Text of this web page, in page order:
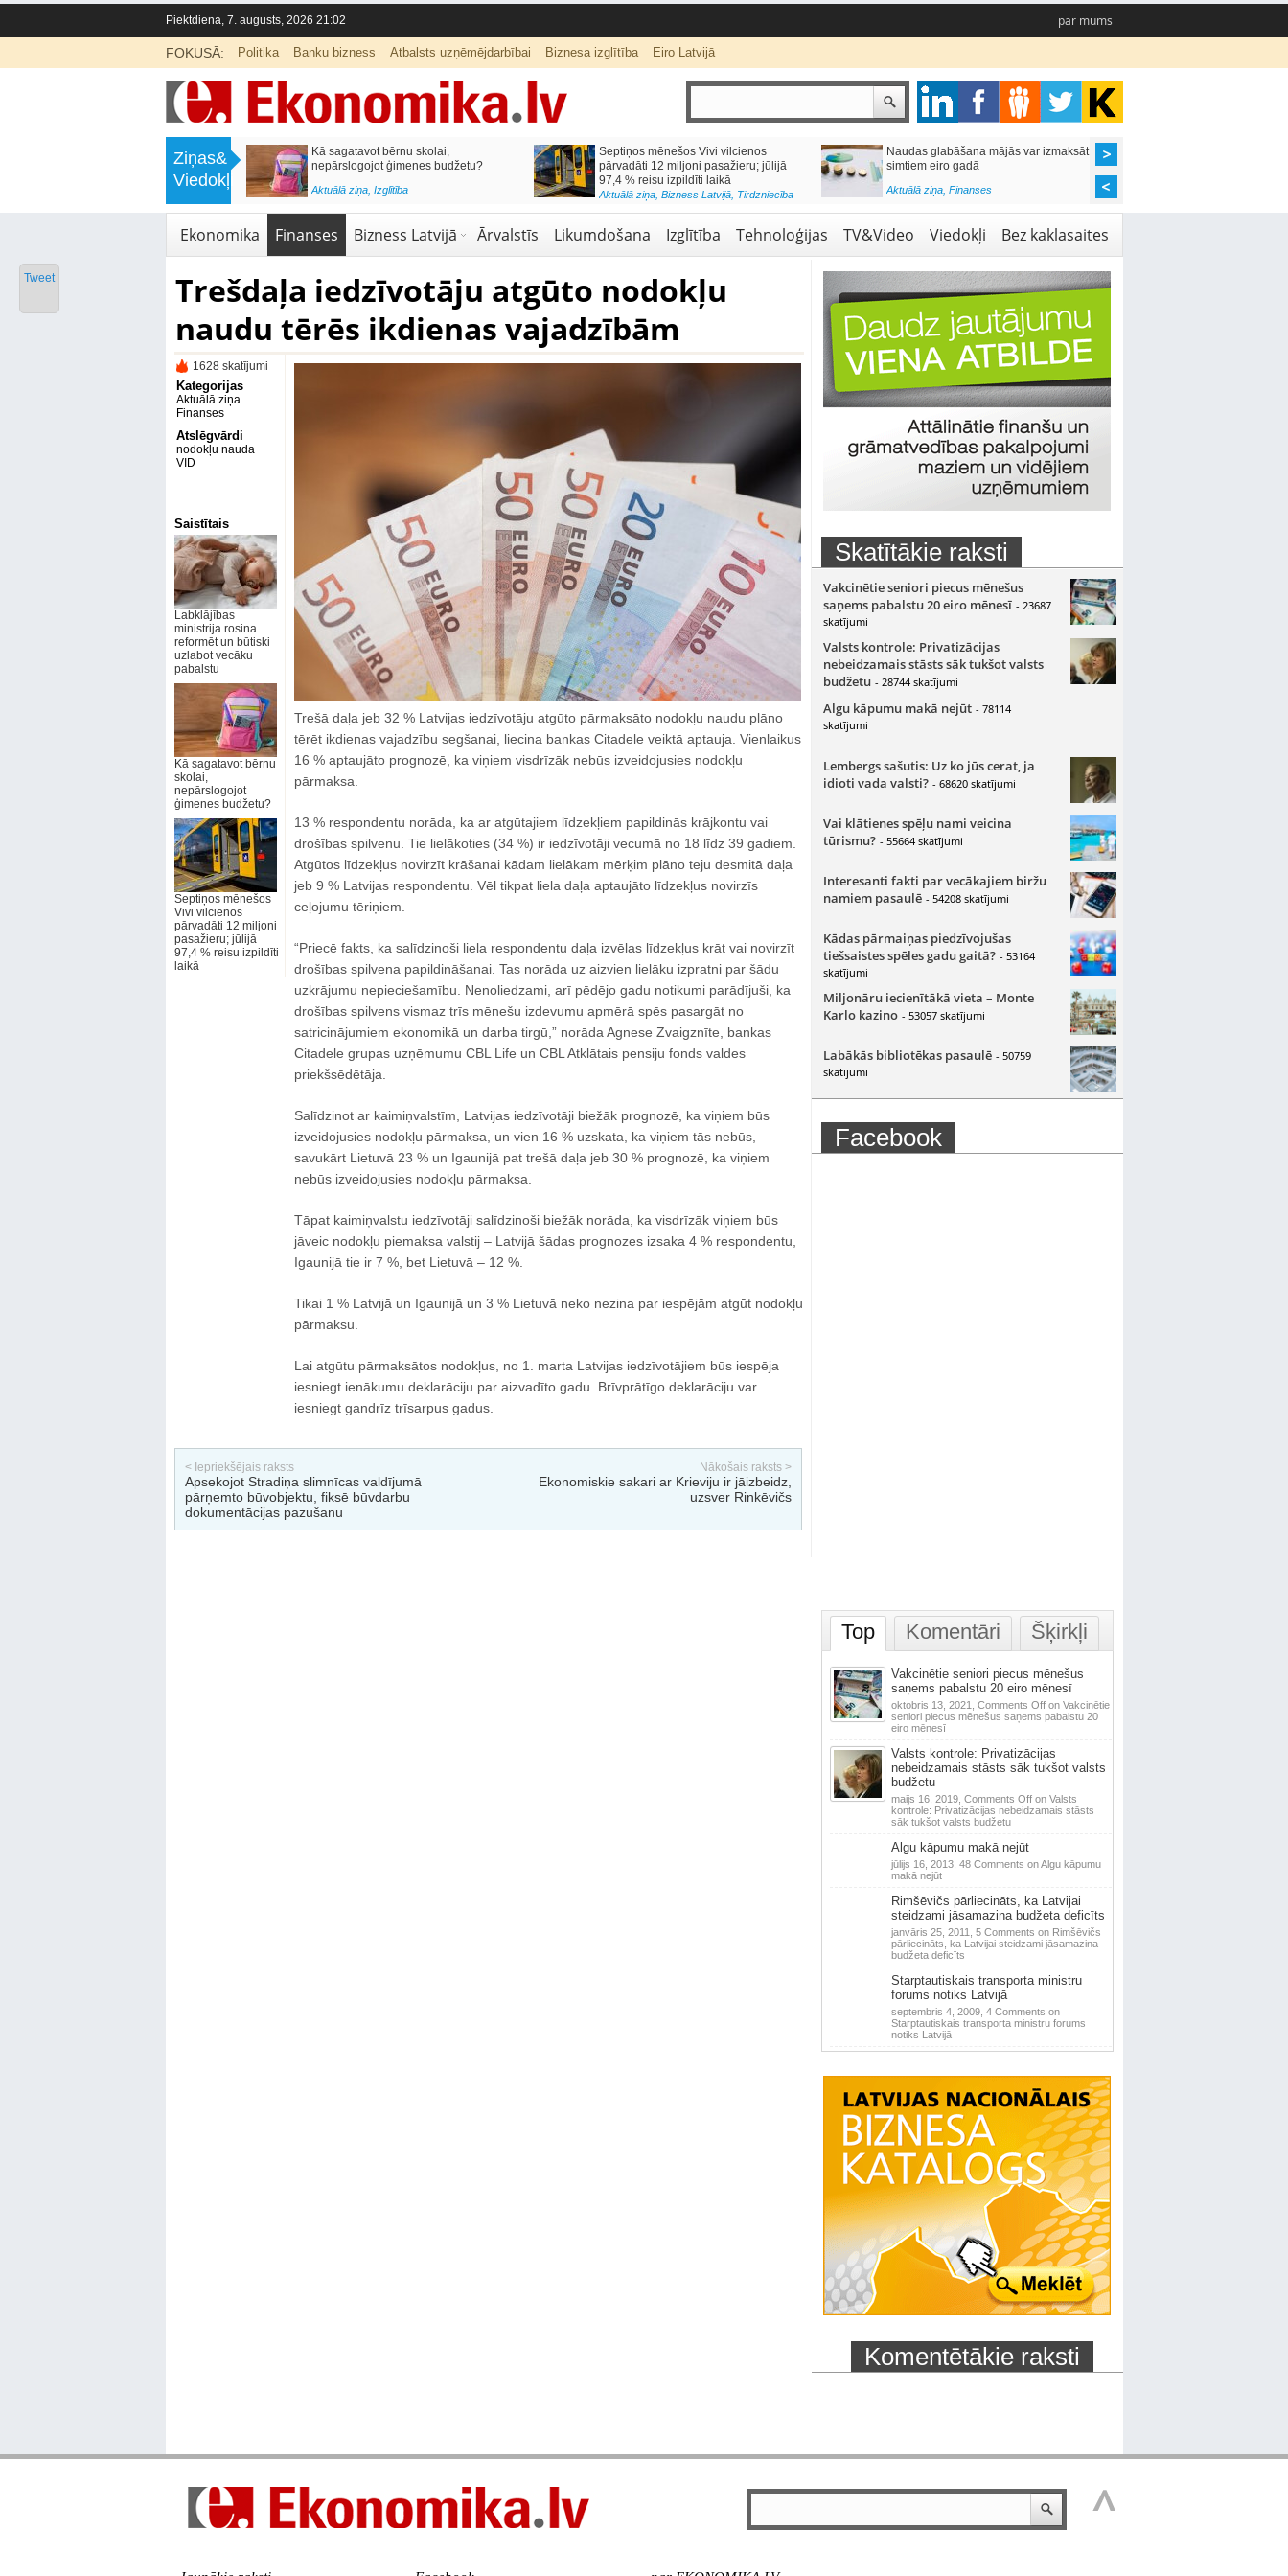
Piektdiena, 7. augusts, 2026 21:02 par mums
FOKUSĀ: Politika Banku bizness Atbalsts uzņēmējdarbībai Biznesa izglītība Eiro Latvijā
Ziņas&
Viedokļi
Labklājības ministrija rosina reformēt
un būtiski uzlabot vecāku pabalstu
Kā sagatavot bērnu skolai,
nepārslogojot ģimenes budžetu?
Aktuālā ziņa, Izglītība
Septiņos mēnešos Vivi vilcienos
pārvadāti 12 miljoni pasažieru; jūlijā
97,4 % reisu izpildīti laikā
Aktuālā ziņa, Bizness Latvijā, Tirdzniecība
Naudas glabāšana mājās var izmaksāt
simtiem eiro gadā
Aktuālā ziņa, Finanses
Ekonomika Finanses Bizness Latvijā Ārvalstīs Likumdošana Izglītība Tehnoloģijas TV&Video Viedokļi Bez kaklasaites
Trešdaļa iedzīvotāju atgūto nodokļu
naudu tērēs ikdienas vajadzībām
1628 skatījumi
Kategorijas
Aktuālā ziņa
Finanses
Atslēgvārdi
nodokļu nauda
VID
Saistītais
Labklājības
ministrija rosina
reformēt un būtiski
uzlabot vecāku
pabalstu
Kā sagatavot bērnu
skolai,
nepārslogojot
ģimenes budžetu?
Septiņos mēnešos
Vivi vilcienos
pārvadāti 12 miljoni
pasažieru; jūlijā
97,4 % reisu izpildīti
laikā
Trešā daļa jeb 32 % Latvijas iedzīvotāju atgūto pārmaksāto nodokļu naudu plāno
tērēt ikdienas vajadzību segšanai, liecina bankas Citadele veiktā aptauja. Vienlaikus
16 % aptaujāto prognozē, ka viņiem visdrīzāk nebūs izveidojusies nodokļu
pārmaksa.
13 % respondentu norāda, ka ar atgūtajiem līdzekļiem papildinās krājkontu vai
drošības spilvenu. Tie lielākoties (34 %) ir iedzīvotāji vecumā no 18 līdz 39 gadiem.
Atgūtos līdzekļus novirzīt krāšanai kādam lielākam mērķim plāno teju desmitā daļa
jeb 9 % Latvijas respondentu. Vēl tikpat liela daļa aptaujāto līdzekļus novirzīs
ceļojumu tēriņiem.
“Priecē fakts, ka salīdzinoši liela respondentu daļa izvēlas līdzekļus krāt vai novirzīt
drošības spilvena papildināšanai. Tas norāda uz aizvien lielāku izpratni par šādu
uzkrājumu nepieciešamību. Nenoliedzami, arī pēdējo gadu notikumi parādījuši, ka
drošības spilvens vismaz trīs mēnešu izdevumu apmērā spēs pasargāt no
satricinājumiem ekonomikā un darba tirgū,” norāda Agnese Zvaigznīte, bankas
Citadele grupas uzņēmumu CBL Life un CBL Atklātais pensiju fonds valdes
priekšsēdētāja.
Salīdzinot ar kaimiņvalstīm, Latvijas iedzīvotāji biežāk prognozē, ka viņiem būs
izveidojusies nodokļu pārmaksa, un vien 16 % uzskata, ka viņiem tās nebūs,
savukārt Lietuvā 23 % un Igaunijā pat trešā daļa jeb 30 % prognozē, ka viņiem
nebūs izveidojusies nodokļu pārmaksa.
Tāpat kaimiņvalstu iedzīvotāji salīdzinoši biežāk norāda, ka visdrīzāk viņiem būs
jāveic nodokļu piemaksa valstij – Latvijā šādas prognozes izsaka 4 % respondentu,
Igaunijā tie ir 7 %, bet Lietuvā – 12 %.
Tikai 1 % Latvijā un Igaunijā un 3 % Lietuvā neko nezina par iespējām atgūt nodokļu
pārmaksu.
Lai atgūtu pārmaksātos nodokļus, no 1. marta Latvijas iedzīvotājiem būs iespēja
iesniegt ienākumu deklarāciju par aizvadīto gadu. Brīvprātīgo deklarāciju var
iesniegt gandrīz trīsarpus gadus.
< Iepriekšējais raksts
Apsekojot Stradiņa slimnīcas valdījumā
pārņemto būvobjektu, fiksē būvdarbu
dokumentācijas pazušanu
Nākošais raksts >
Ekonomiskie sakari ar Krieviju ir jāizbeidz,
uzsver Rinkēvičs
Skatītākie raksti
Vakcinētie seniori piecus mēnešus
saņems pabalstu 20 eiro mēnesī - 23687
skatījumi
Valsts kontrole: Privatizācijas
nebeidzamais stāsts sāk tukšot valsts
budžetu - 28744 skatījumi
Algu kāpumu makā nejūt - 78114
skatījumi
Lembergs sašutis: Uz ko jūs cerat, ja
idioti vada valsti? - 68620 skatījumi
Vai klātienes spēļu nami veicina
tūrismu? - 55664 skatījumi
Interesanti fakti par vecākajiem biržu
namiem pasaulē - 54208 skatījumi
Kādas pārmaiņas piedzīvojušas
tiešsaistes spēles gadu gaitā? - 53164
skatījumi
Miljonāru iecienītākā vieta – Monte
Karlo kazino - 53057 skatījumi
Labākās bibliotēkas pasaulē - 50759
skatījumi
Facebook
Top Komentāri Šķirkļi
Vakcinētie seniori piecus mēnešus
saņems pabalstu 20 eiro mēnesī
oktobris 13, 2021, Comments Offon Vakcinētie
seniori piecus mēnešus saņems pabalstu 20
eiro mēnesī
Valsts kontrole: Privatizācijas
nebeidzamais stāsts sāk tukšot valsts
budžetu
maijs 16, 2019, Comments Offon Valsts
kontrole: Privatizācijas nebeidzamais stāsts
sāk tukšot valsts budžetu
Algu kāpumu makā nejūt
jūlijs 16, 2013, 48 Comments on Algu kāpumu
makā nejūt
Rimšēvičs pārliecināts, ka Latvijai
steidzami jāsamazina budžeta deficīts
janvāris 25, 2011, 5 Comments on Rimšēvičs
pārliecināts, ka Latvijai steidzami jāsamazina
budžeta deficīts
Starptautiskais transporta ministru
forums notiks Latvijā
septembris 4, 2009, 4 Comments on
Starptautiskais transporta ministru forums
notiks Latvijā
Komentētākie raksti
Tweet